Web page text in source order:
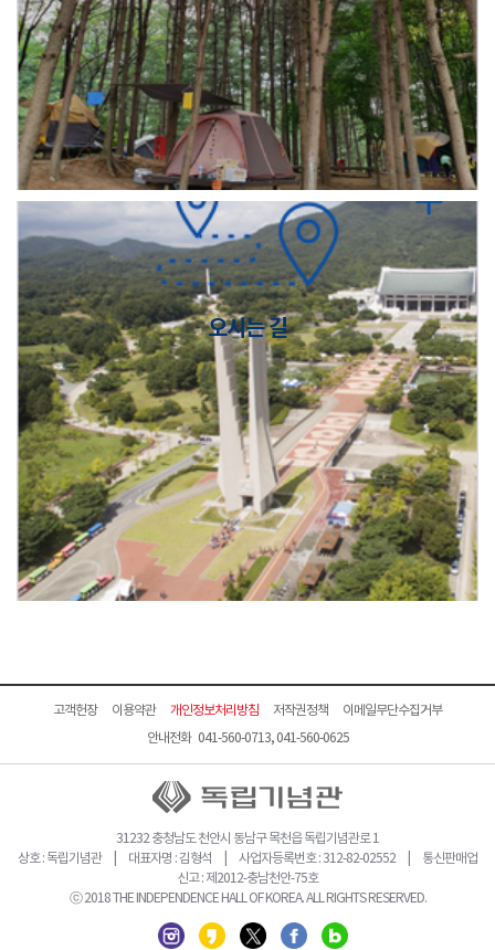
오시는 길
고객헌장 이용약관 개인정보처리방침 저작권정책
이메일무단수집거부
안내전화 041-560-0713, 041-560-0625
31232 충청남도 천안시 동남구 목천읍 독립기념관로 1
상호 : 독립기념관 | 대표자명 : 김형석 | 사업자등록번호 : 312-82-02552 | 통신판매업
신고 : 제2012-충남천안-75호
ⓒ 2018 THE INDEPENDENCE HALL OF KOREA. ALL RIGHTS RESERVED.